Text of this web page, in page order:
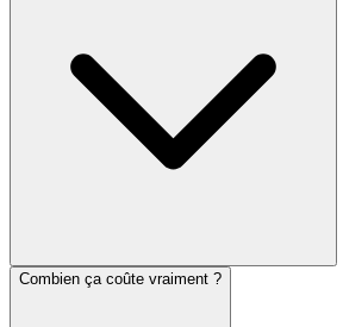
Combien ça coûte vraiment ?